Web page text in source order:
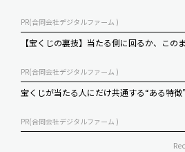
PR(合同会社デジタルファーム )
【宝くじの裏技】当たる側に回るか、この
PR(合同会社デジタルファーム )
宝くじが当たる人にだけ共通する“ある特徴
PR(合同会社デジタルファーム )